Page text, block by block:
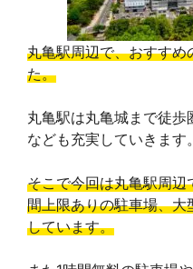
o
丸亀駅周辺で、おすす
た。
丸亀駅は丸亀城まで徒
なども充実していきます。
そこで今回は丸亀駅周
間上限ありの駐車場、
しています。